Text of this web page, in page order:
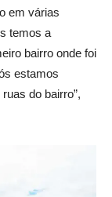
em várias
temos a
bairro onde foi
estamos
do bairro”,